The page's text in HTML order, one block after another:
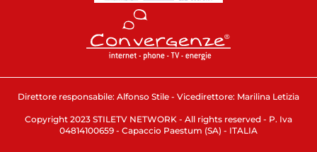
Direttore responsabile: Alfonso Stile - Vicedirettore: Marilina Letizia
Copyright 2023 STILETV NETWORK - All rights reserved - P. Iva
04814100659 - Capaccio Paestum (SA) - ITALIA